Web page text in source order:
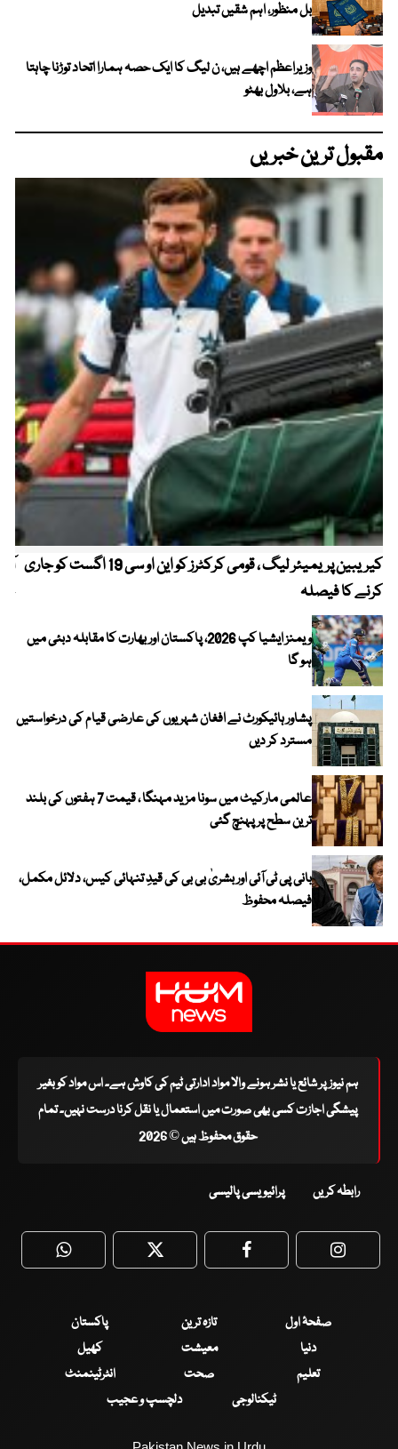
بل منظور، اہم شقیں تبدیل
وزیراعظم اچھے ہیں، ن لیگ کا ایک حصہ ہمارا اتحاد توڑنا چاہتا
ہے، بلاول بھٹو
مقبول ترین خبریں
کیریبین پریمیئر لیگ ، قومی کرکٹرز کو این او سی 19 اگست کو جاری
کرنے کا فیصلہ
ویمنز ایشیا کپ 2026، پاکستان اور بھارت کا مقابلہ دبئی میں
ہو گا
پشاور ہائیکورٹ نے افغان شہریوں کی عارضی قیام کی درخواستیں
مسترد کر دیں
عالمی مارکیٹ میں سونا مزید مہنگا ، قیمت 7 ہفتوں کی بلند
ترین سطح پر پہنچ گئی
بانی پی ٹی آئی اور بشریٰ بی بی کی قیدِ تنہائی کیس، دلائل مکمل،
فیصلہ محفوظ
ہم نیوز پر شائع یا نشر ہونے والا مواد ادارتی ٹیم کی کاوش ہے۔ اس مواد کو بغیر
پیشگی اجازت کسی بھی صورت میں استعمال یا نقل کرنا درست نہیں۔ تمام
حقوق محفوظ ہیں © 2026
رابطہ کریں پرائیویسی پالیسی
WhatsApp Twitter Facebook
صفحۂ اول تازہ ترین
پاکستان
دنیا
معیشت
کھیل
تعلیم
صحت
انٹرٹینمنٹ
ٹیکنالوجی
دلچسپ و عجیب